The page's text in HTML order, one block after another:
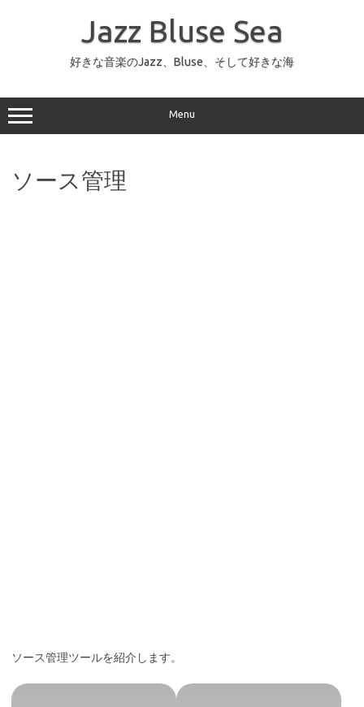
ッ
プ
Jazz Bluse Sea
好きな音楽のJazz、Bluse、そして好きな海
Menu
ソース管理
ソース管理ツールを紹介します。